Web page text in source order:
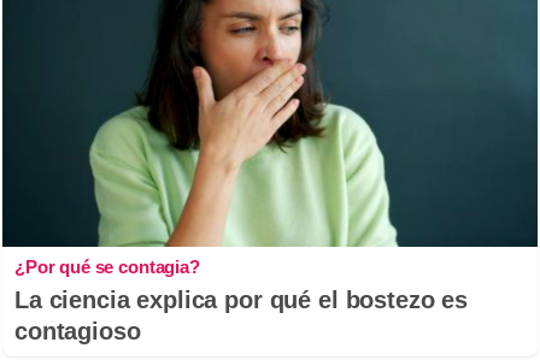
¿Por qué se contagia?
La ciencia explica por qué el bostezo es
contagioso